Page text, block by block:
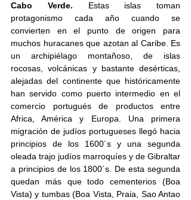
Cabo Verde. Estas islas toman
protagonismo cada año cuando se
convierten en el punto de origen para
muchos huracanes que azotan al Caribe. Es
un archipiélago montañoso, de islas
rocosas, volcánicas y bastante desérticas,
alejadas del continente que históricamente
han servido como puerto intermedio en el
comercio portugués de productos entre
Africa, América y Europa. Una primera
migración de judíos portugueses llegó hacia
principios de los 1600´s y una segunda
oleada trajo judíos marroquíes y de Gibraltar
a principios de los 1800´s. De esta segunda
quedan más que todo cementerios (Boa
Vista) y tumbas (Boa Vista, Praia, Sao Antao